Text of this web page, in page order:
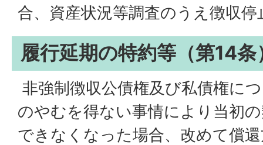
合、資産状況等調査のうえ徴収
履行延期の特約等（第14条
非強制徴収公債権及び私債権に
のやむを得ない事情により当初
できなくなった場合、改めて償